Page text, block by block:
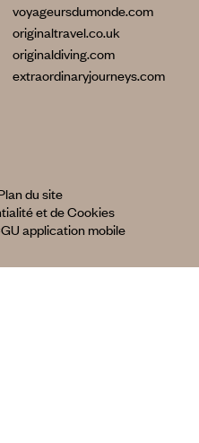
voyageursdumonde.com
originaltravel.co.uk
originaldiving.com
extraordinaryjourneys.com
du site
et de Cookies
application mobile